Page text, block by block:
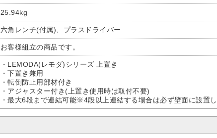
25.94kg
六角レンチ(付属)、プラスドライバー
お客様組立の商品です。
・LEMODA(レモダ)シリーズ 上置き
・下置き兼用
・転倒防止用部材付き
・アジャスター付き(上置き使用時は取付不要)
・最大6段まで連結可能※4段以上連結する場合は必ず壁面に設置し